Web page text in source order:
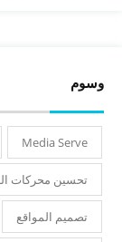
وسوم
Media Serve
تحسين محركات
تصميم المواقع